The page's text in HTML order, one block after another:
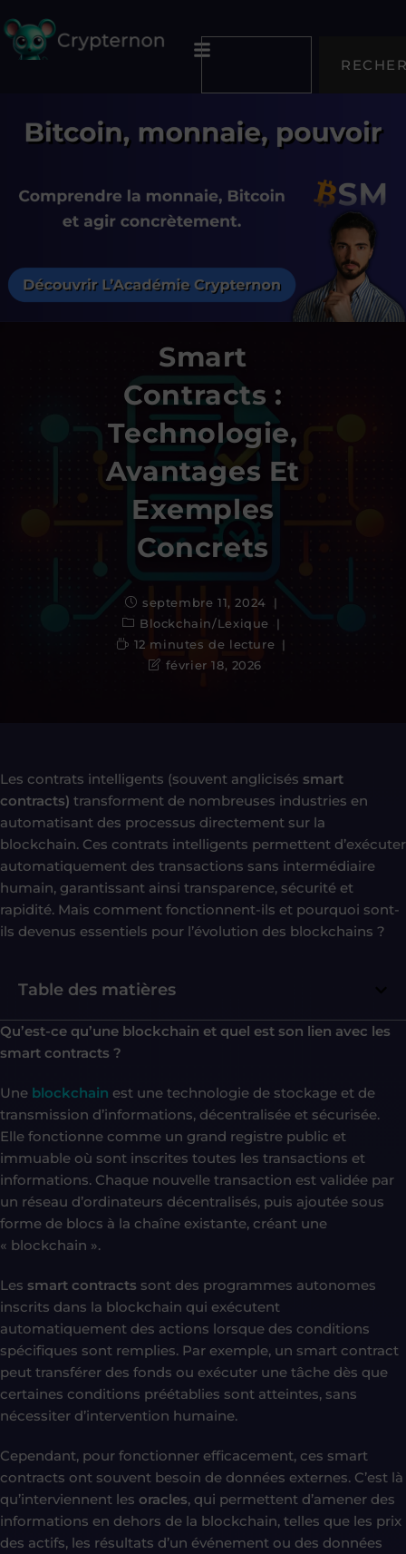
Smart
Contracts :
Technologie,
Avantages Et
Exemples
Concrets
septembre 11, 2024
Blockchain/Lexique
12 minutes de lecture
février 18, 2026
Les contrats intelligents (souvent anglicisés smart
contracts) transforment de nombreuses industries en
automatisant des processus directement sur la
blockchain. Ces contrats intelligents permettent d’exécuter
automatiquement des transactions sans intermédiaire
humain, garantissant ainsi transparence, sécurité et
rapidité. Mais comment fonctionnent-ils et pourquoi sont-
ils devenus essentiels pour l’évolution des blockchains ?
Table des matières
Qu’est-ce qu’une blockchain et quel est son lien avec les
smart contracts ?
Une blockchain est une technologie de stockage et de
transmission d’informations, décentralisée et sécurisée.
Elle fonctionne comme un grand registre public et
immuable où sont inscrites toutes les transactions et
informations. Chaque nouvelle transaction est validée par
un réseau d’ordinateurs décentralisés, puis ajoutée sous
forme de blocs à la chaîne existante, créant une
« blockchain ».
Les smart contracts sont des programmes autonomes
inscrits dans la blockchain qui exécutent
automatiquement des actions lorsque des conditions
spécifiques sont remplies. Par exemple, un smart contract
peut transférer des fonds ou exécuter une tâche dès que
certaines conditions préétablies sont atteintes, sans
nécessiter d’intervention humaine.
Cependant, pour fonctionner efficacement, ces smart
contracts ont souvent besoin de données externes. C’est là
qu’interviennent les oracles, qui permettent d’amener des
informations en dehors de la blockchain, telles que les prix
des actifs, les résultats d’un événement ou des données